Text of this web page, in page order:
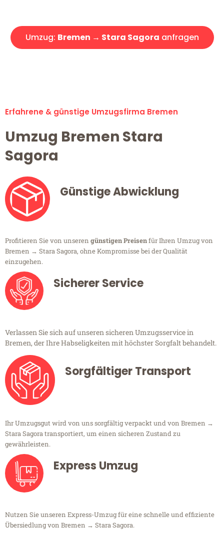
Umzug: Bremen → Stara Sagora anfragen
Erfahrene & günstige Umzugsfirma Bremen
Umzug Bremen Stara
Sagora
Günstige Abwicklung
Profitieren Sie von unseren günstigen Preisenfür Ihren Umzug von
Bremen → Stara Sagora, ohne Kompromisse bei der Qualität
einzugehen.
Sicherer Service
Verlassen Sie sich auf unseren sicheren Umzugsservice in
Bremen, der Ihre Habseligkeiten mit höchster Sorgfalt behandelt.
Sorgfältiger Transport
Ihr Umzugsgut wird von uns sorgfältig verpackt und von Bremen →
Stara Sagora transportiert, um einen sicheren Zustand zu
gewährleisten.
Express Umzug
Nutzen Sie unseren Express-Umzug für eine schnelle und effiziente
Übersiedlung von Bremen → Stara Sagora.